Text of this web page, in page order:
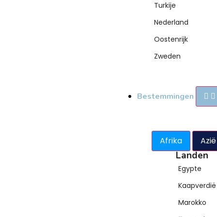
Turkije
Nederland
Oostenrijk
Zweden
Bestemmingen
Afrika Azië
Landen
Egypte
Kaapverdië
Marokko